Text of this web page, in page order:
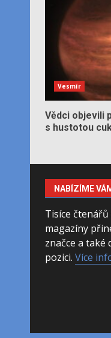
Vesmír
Vědci objevili
s hustotou
NABÍZÍME
Tisíce čtenářů
magazíny
značce a také
pozici. Více